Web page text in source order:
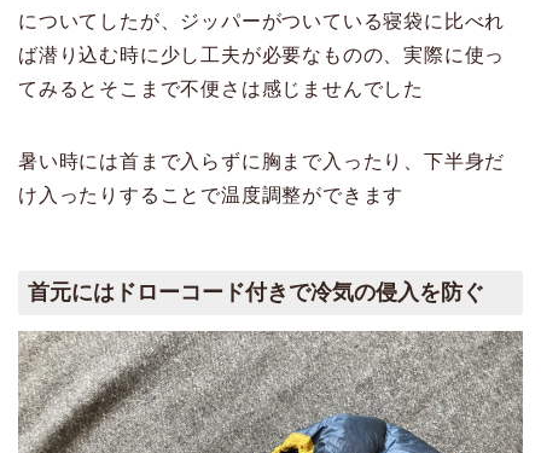
についてしたが、ジッパーがついている寝袋に比べれ
ば潜り込む時に少し工夫が必要なものの、実際に使っ
てみるとそこまで不便さは感じませんでした
暑い時には首まで入らずに胸まで入ったり、下半身だ
け入ったりすることで温度調整ができます
首元にはドローコード付きで冷気の侵入を防ぐ